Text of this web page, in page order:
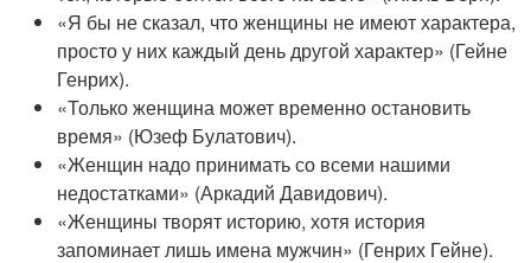
«Я бы не сказал, что женщины не имеют характера,
просто у них каждый день другой характер» (Гейне
Генрих).
«Только женщина может временно остановить
время» (Юзеф Булатович).
«Женщин надо принимать со всеми нашими
недостатками» (Аркадий Давидович).
«Женщины творят историю, хотя история
запоминает лишь имена мужчин» (Генрих Гейне).